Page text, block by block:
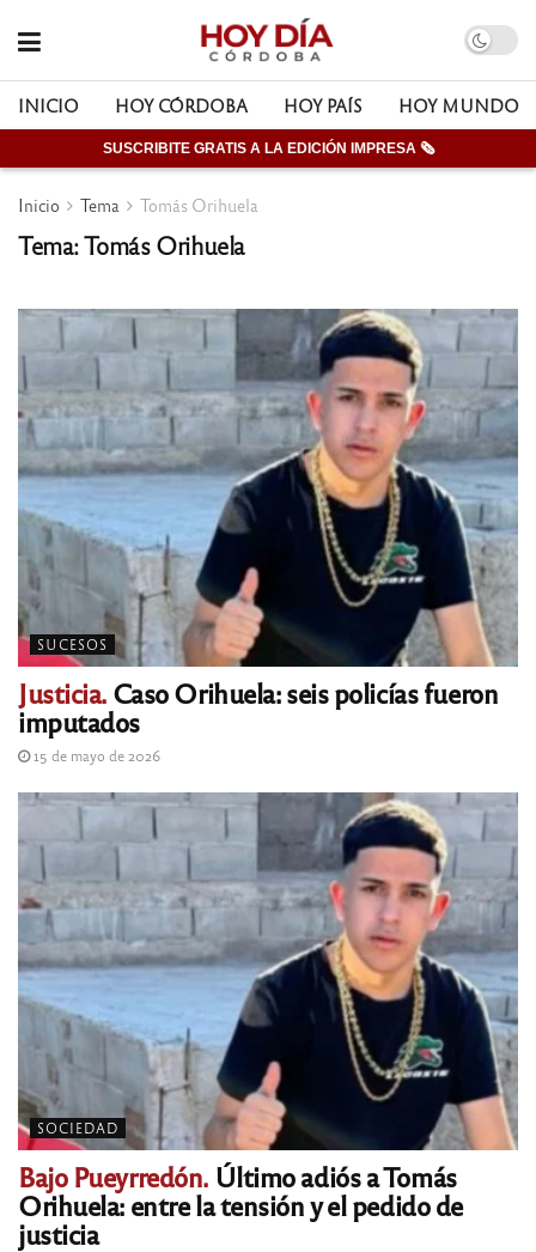
INICIO HOY CÓRDOBA HOY PAÍS HOY MUNDO
SUSCRIBITE GRATIS A LA EDICIÓN IMPRESA 🗞
Inicio Tema Tomás Orihuela
Tema: Tomás Orihuela
SUCESOS
Justicia. Caso Orihuela: seis policías fueron
imputados
15 de mayo de 2026
SOCIEDAD
Bajo Pueyrredón.Último adiós a Tomás
Orihuela: entre la tensión y el pedido de
justicia